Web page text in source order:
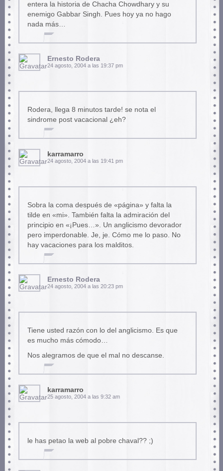
entera la historia de Chacha Chowdhary y su
enemigo Gabbar Singh. Pues hoy ya no hago
nada más…
Ernesto Rodera
24 agosto, 2004 a las 19:37 pm
Rodera, llega 8 minutos tarde! se nota el
sindrome post vacacional ¿eh?
karramarro
24 agosto, 2004 a las 19:41 pm
Sobra la coma después de «página» y falta la
tilde en «mi». También falta la admiración del
principio en «¡Pues…». Un anglicismo devorador
pero imperdonable. Je, je. Cómo me lo paso. No
hay vacaciones para los malditos.
Ernesto Rodera
24 agosto, 2004 a las 20:23 pm
Tiene usted razón con lo del anglicismo. Es que
es mucho más cómodo…
Nos alegramos de que el mal no descanse.
karramarro
25 agosto, 2004 a las 9:32 am
le has petao la web al pobre chaval?? ;)